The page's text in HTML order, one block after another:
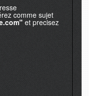
comme sujet
et precisez